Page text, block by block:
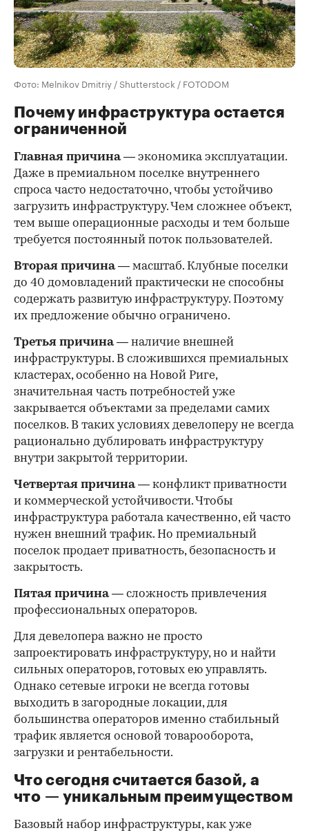
Фото: Melnikov Dmitriy / Shutterstock / FOTODOM
Почему инфраструктура остается
ограниченной
Главная причина— экономика эксплуатации.
Даже в премиальном поселке внутреннего
спроса часто недостаточно, чтобы устойчиво
загрузить инфраструктуру. Чем сложнее объект,
тем выше операционные расходы и тем больше
требуется постоянный поток пользователей.
Вторая причина— масштаб. Клубные поселки
до 40 домовладений практически не способны
содержать развитую инфраструктуру. Поэтому
их предложение обычно ограничено.
Третья причина— наличие внешней
инфраструктуры. В сложившихся премиальных
кластерах, особенно на Новой Риге,
значительная часть потребностей уже
закрывается объектами за пределами самих
поселков. В таких условиях девелоперу не всегда
рационально дублировать инфраструктуру
внутри закрытой территории.
Четвертая причина— конфликт приватности
и коммерческой устойчивости. Чтобы
инфраструктура работала качественно, ей часто
нужен внешний трафик. Но премиальный
поселок продает приватность, безопасность и
закрытость.
Пятая причина— сложность привлечения
профессиональных операторов.
Для девелопера важно не просто
запроектировать инфраструктуру, но и найти
сильных операторов, готовых ею управлять.
Однако сетевые игроки не всегда готовы
выходить в загородные локации, для
большинства операторов именно стабильный
трафик является основой товарооборота,
загрузки и рентабельности.
Что сегодня считается базой, а
что — уникальным преимуществом
Базовый набор инфраструктуры, как уже